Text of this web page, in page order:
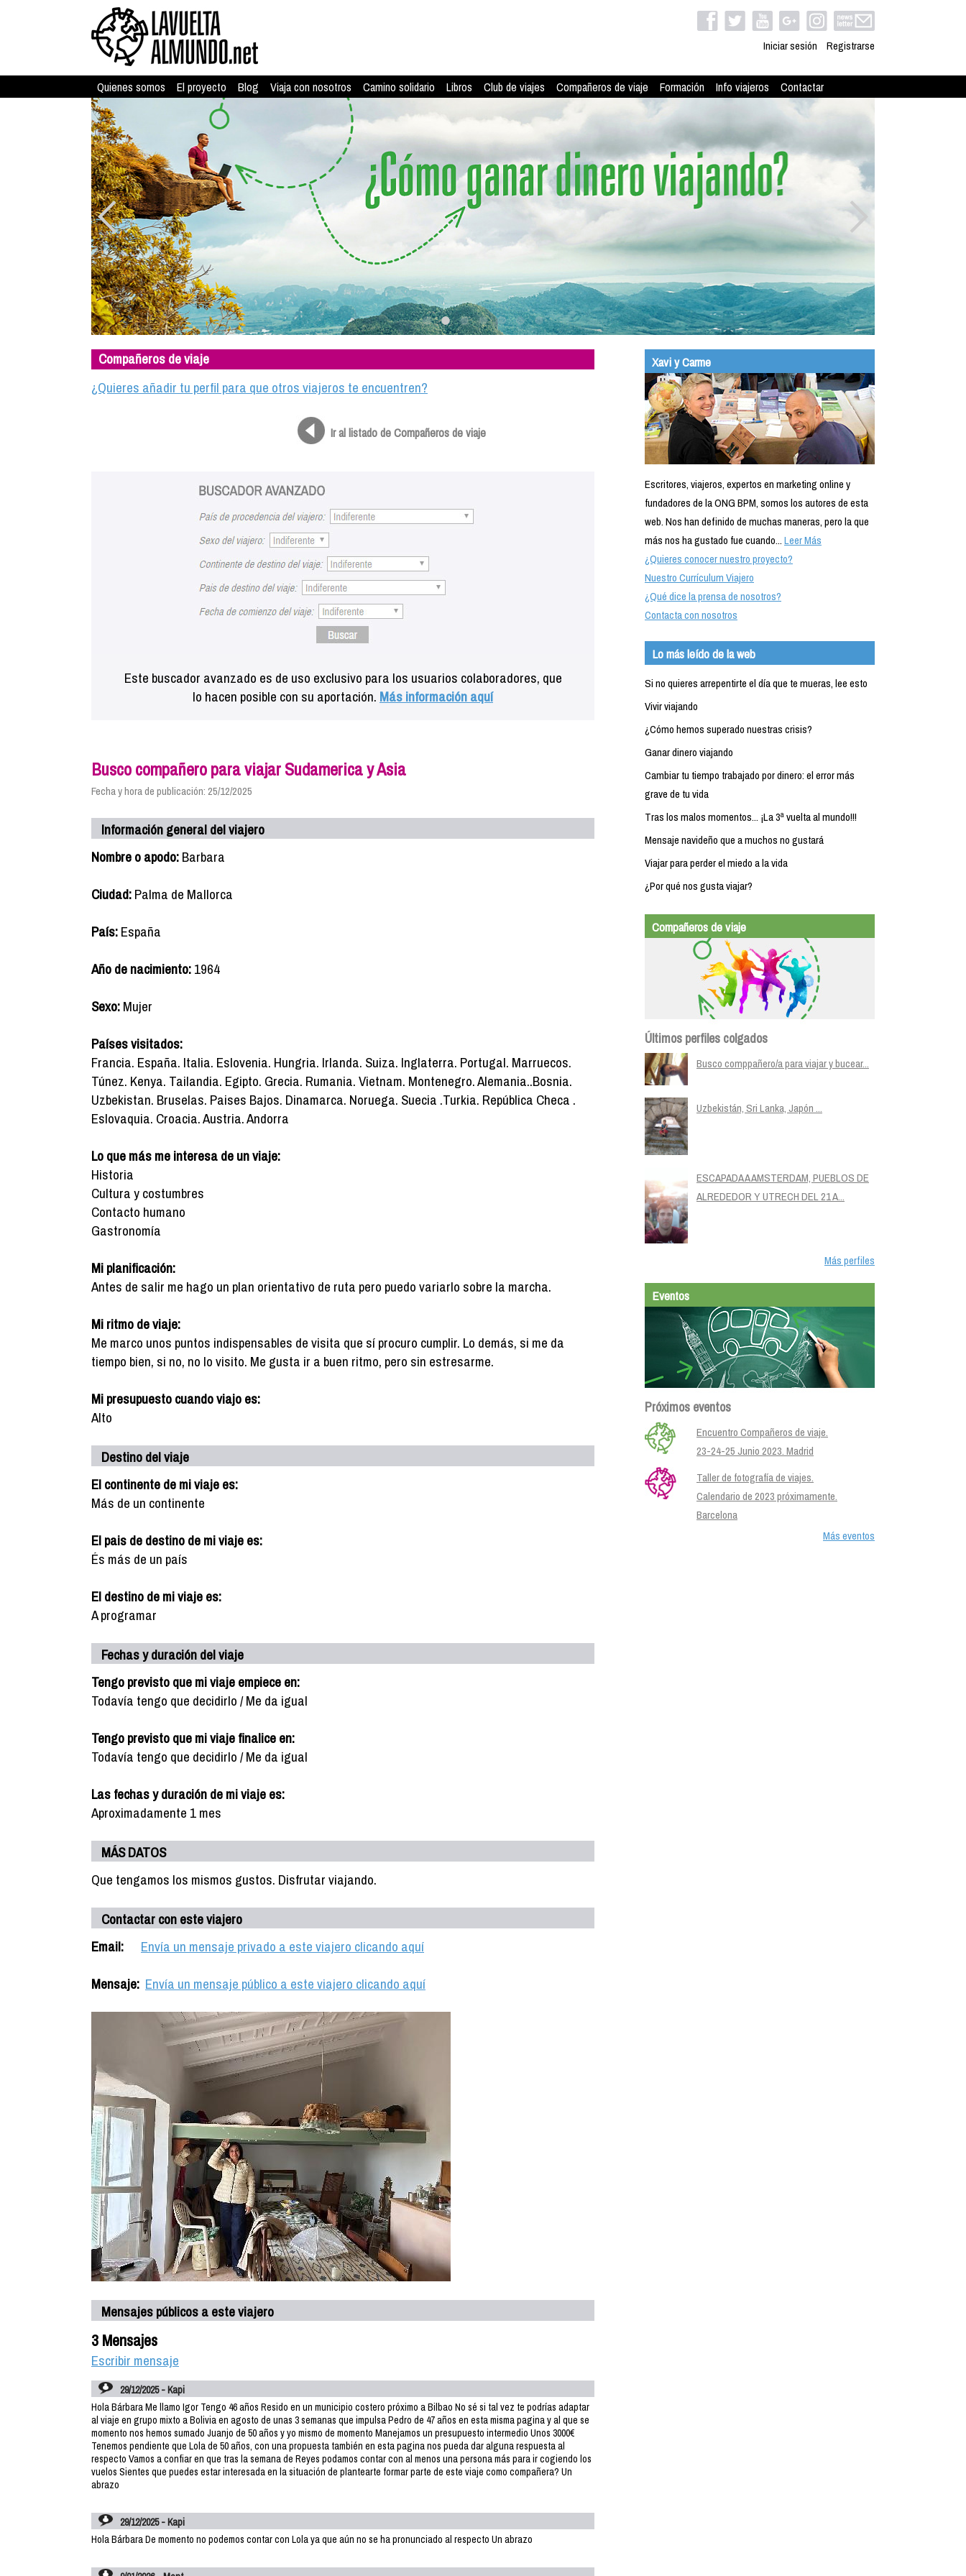
Iniciar sesión Registrarse
Quienes somos El proyecto Blog Viaja con nosotros Camino solidario Libros Club de viajes Compañeros de viaje Formación Info viajeros Contactar
Compañeros de viaje
¿Quieres añadir tu perfil para que otros viajeros te encuentren?
Ir al listado de Compañeros de viaje
Este buscador avanzado es de uso exclusivo para los usuarios colaboradores, que
lo hacen posible con su aportación. Más información aquí
Busco compañero para viajar Sudamerica y Asia
Fecha y hora de publicación: 25/12/2025
Información general del viajero
Nombre o apodo:Barbara
Ciudad:Palma de Mallorca
País:España
Año de nacimiento:1964
Sexo:Mujer
Países visitados:
Francia. España. Italia. Eslovenia. Hungria. Irlanda. Suiza. Inglaterra. Portugal. Marruecos.
Túnez. Kenya. Tailandia. Egipto. Grecia. Rumania. Vietnam. Montenegro. Alemania..Bosnia.
Uzbekistan. Bruselas. Paises Bajos. Dinamarca. Noruega. Suecia .Turkia. República Checa .
Eslovaquia. Croacia. Austria. Andorra
Lo que más me interesa de un viaje:
Historia
Cultura y costumbres
Contacto humano
Gastronomía
Mi planificación:
Antes de salir me hago un plan orientativo de ruta pero puedo variarlo sobre la marcha.
Mi ritmo de viaje:
Me marco unos puntos indispensables de visita que sí procuro cumplir. Lo demás, si me da
tiempo bien, si no, no lo visito. Me gusta ir a buen ritmo, pero sin estresarme.
Mi presupuesto cuando viajo es:
Alto
Destino del viaje
El continente de mi viaje es:
Más de un continente
El pais de destino de mi viaje es:
És más de un país
El destino de mi viaje es:
A programar
Fechas y duración del viaje
Tengo previsto que mi viaje empiece en:
Todavía tengo que decidirlo / Me da igual
Tengo previsto que mi viaje finalice en:
Todavía tengo que decidirlo / Me da igual
Las fechas y duración de mi viaje es:
Aproximadamente 1 mes
MÁS DATOS
Que tengamos los mismos gustos. Disfrutar viajando.
Contactar con este viajero
Email:
Envía un mensaje privado a este viajero clicando aquí
Mensaje: Envía un mensaje público a este viajero clicando aquí
Mensajes públicos a este viajero
3 Mensajes
Escribir mensaje
29/12/2025 - Kapi
Hola Bárbara Me llamo Igor Tengo 46 años Resido en un municipio costero próximo a Bilbao No sé si tal vez te podrías adaptar
al viaje en grupo mixto a Bolivia en agosto de unas 3 semanas que impulsa Pedro de 47 años en esta misma pagina y al que se
momento nos hemos sumado Juanjo de 50 años y yo mismo de momento Manejamos un presupuesto intermedio Unos 3000€
Tenemos pendiente que Lola de 50 años, con una propuesta también en esta pagina nos pueda dar alguna respuesta al
respecto Vamos a confiar en que tras la semana de Reyes podamos contar con al menos una persona más para ir cogiendo los
vuelos Sientes que puedes estar interesada en la situación de plantearte formar parte de este viaje como compañera? Un
abrazo
29/12/2025 - Kapi
Hola Bárbara De momento no podemos contar con Lola ya que aún no se ha pronunciado al respecto Un abrazo
Xavi y Carme
Escritores, viajeros, expertos en marketing online y
fundadores de la ONG BPM, somos los autores de esta
web. Nos han definido de muchas maneras, pero la que
más nos ha gustado fue cuando...Leer Más
¿Quieres conocer nuestro proyecto?
Nuestro Currículum Viajero
¿Qué dice la prensa de nosotros?
Contacta con nosotros
Lo más leído de la web
Si no quieres arrepentirte el día que te mueras, lee esto
Vivir viajando
¿Cómo hemos superado nuestras crisis?
Ganar dinero viajando
Cambiar tu tiempo trabajado por dinero: el error más
grave de tu vida
Tras los malos momentos... ¡La 3ª vuelta al mundo!!!
Mensaje navideño que a muchos no gustará
Viajar para perder el miedo a la vida
¿Por qué nos gusta viajar?
Compañeros de viaje
Últimos perfiles colgados
Busco comppañero/a para viajar y bucear...
Uzbekistán, Sri Lanka, Japón ...
ESCAPADA A AMSTERDAM, PUEBLOS DE
ALREDEDOR Y UTRECH DEL 21 A...
Más perfiles
Eventos
Próximos eventos
Encuentro Compañeros de viaje.
23-24-25 Junio 2023. Madrid
Taller de fotografía de viajes.
Calendario de 2023 próximamente.
Barcelona
Más eventos